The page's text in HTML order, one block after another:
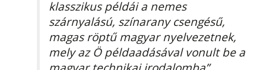
klasszikus példái a nemes
szárnyalású, színarany csengésű,
magas röptű magyar nyelvezetnek,
mely az Ö példaadásával vonult be a